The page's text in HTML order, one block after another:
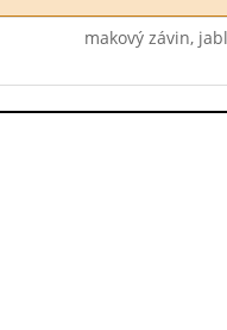
makový závin,